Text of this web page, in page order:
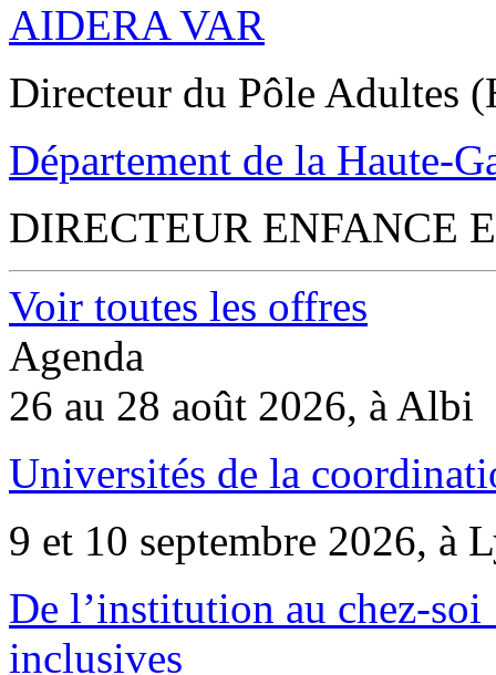
AIDERA VAR
Directeur du Pôle Adultes
Département de la Haute-
DIRECTEUR ENFANCE
Voir toutes les offres
Agenda
26 au 28 août 2026, à Albi
Universités de la
9 et 10 septembre 2026, à
De l’institution au chez-
inclusives